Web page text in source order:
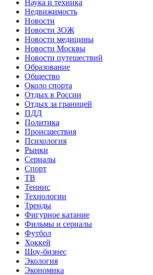
Наука и техника
Недвижимость
Новости
Новости ЗОЖ
Новости медицины
Новости Москвы
Новости путешествий
Образование
Общество
Около спорта
Отдых в России
Отдых за границей
ПДД
Политика
Происшествия
Психология
Рынки
Сериалы
Спорт
ТВ
Теннис
Технологии
Тренды
Фигурное катание
Фильмы и сериалы
Футбол
Хоккей
Шоу-бизнес
Экология
Экономика